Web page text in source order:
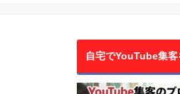
自宅でYouTube集